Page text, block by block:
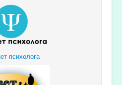
психолога